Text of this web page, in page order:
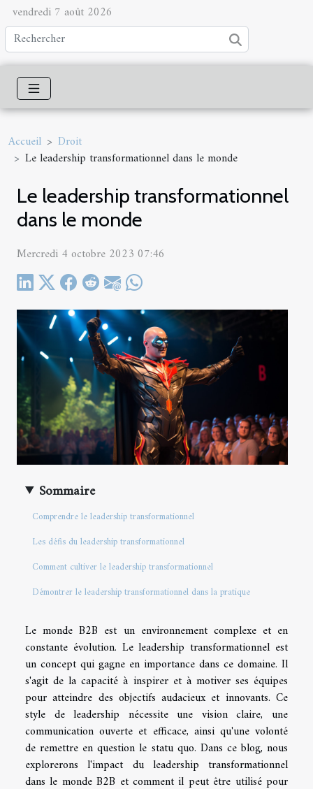
vendredi 7 août 2026
Accueil
Droit
Le leadership transformationnel dans le monde
Le leadership transformationnel
dans le monde
Mercredi 4 octobre 2023 07:46
Sommaire
Comprendre le leadership transformationnel
Les défis du leadership transformationnel
Comment cultiver le leadership transformationnel
Démontrer le leadership transformationnel dans la pratique
Le monde B2B est un environnement complexe et en
constante évolution. Le leadership transformationnel est
un concept qui gagne en importance dans ce domaine. Il
s'agit de la capacité à inspirer et à motiver ses équipes
pour atteindre des objectifs audacieux et innovants. Ce
style de leadership nécessite une vision claire, une
communication ouverte et efficace, ainsi qu'une volonté
de remettre en question le statu quo. Dans ce blog, nous
explorerons l'impact du leadership transformationnel
dans le monde B2B et comment il peut être utilisé pour